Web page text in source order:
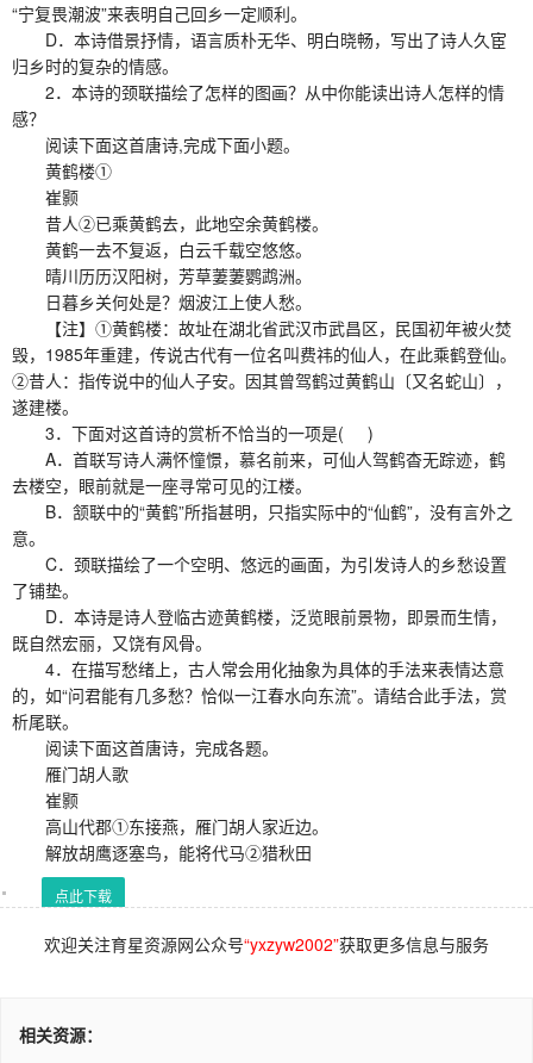
“宁复畏潮波”来表明自己回乡一定顺利。
D．本诗借景抒情，语言质朴无华、明白晓畅，写出了诗人久宦
归乡时的复杂的情感。
2．本诗的颈联描绘了怎样的图画？从中你能读出诗人怎样的情
感？
阅读下面这首唐诗,完成下面小题。
黄鹤楼①
崔颢
昔人②已乘黄鹤去，此地空余黄鹤楼。
黄鹤一去不复返，白云千载空悠悠。
晴川历历汉阳树，芳草萋萋鹦鹉洲。
日暮乡关何处是？烟波江上使人愁。
【注】①黄鹤楼：故址在湖北省武汉市武昌区，民国初年被火焚
毁，1985年重建，传说古代有一位名叫费祎的仙人，在此乘鹤登仙。
②昔人：指传说中的仙人子安。因其曾驾鹤过黄鹤山〔又名蛇山〕，
遂建楼。
3．下面对这首诗的赏析不恰当的一项是( )
A．首联写诗人满怀憧憬，慕名前来，可仙人驾鹤杳无踪迹，鹤
去楼空，眼前就是一座寻常可见的江楼。
B．颔联中的“黄鹤”所指甚明，只指实际中的“仙鹤”，没有言外之
意。
C．颈联描绘了一个空明、悠远的画面，为引发诗人的乡愁设置
了铺垫。
D．本诗是诗人登临古迹黄鹤楼，泛览眼前景物，即景而生情，
既自然宏丽，又饶有风骨。
4．在描写愁绪上，古人常会用化抽象为具体的手法来表情达意
的，如“问君能有几多愁？恰似一江春水向东流”。请结合此手法，赏
析尾联。
阅读下面这首唐诗，完成各题。
雁门胡人歌
崔颢
高山代郡①东接燕，雁门胡人家近边。
解放胡鹰逐塞鸟，能将代马②猎秋田
点此下载
欢迎关注育星资源网公众号“yxzyw2002”获取更多信息与服务
相关资源：